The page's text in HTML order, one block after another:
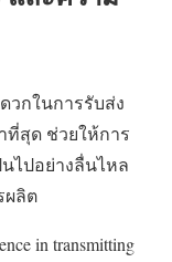
วกในการรับส่ง
สุด ช่วยให้การ
ไปอย่างลื่นไหล
ผลิต
in transmitting